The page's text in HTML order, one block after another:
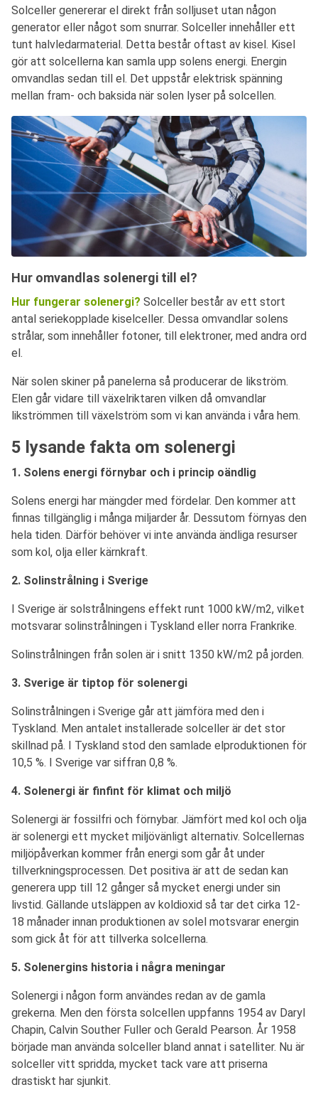
Solceller genererar el direkt från solljuset utan någon
generator eller något som snurrar. Solceller innehåller ett
tunt halvledarmaterial. Detta består oftast av kisel. Kisel
gör att solcellerna kan samla upp solens energi. Energin
omvandlas sedan till el. Det uppstår elektrisk spänning
mellan fram- och baksida när solen lyser på solcellen.
Hur omvandlas solenergi till el?
Hur fungerar solenergi? Solceller består av ett stort
antal seriekopplade kiselceller. Dessa omvandlar solens
strålar, som innehåller fotoner, till elektroner, med andra ord
el.
När solen skiner på panelerna så producerar de likström.
Elen går vidare till växelriktaren vilken då omvandlar
likströmmen till växelström som vi kan använda i våra hem.
5 lysande fakta om solenergi
1. Solens energi förnybar och i princip oändlig
Solens energi har mängder med fördelar. Den kommer att
finnas tillgänglig i många miljarder år. Dessutom förnyas den
hela tiden. Därför behöver vi inte använda ändliga resurser
som kol, olja eller kärnkraft.
2. Solinstrålning i Sverige
I Sverige är solstrålningens effekt runt 1000 kW/m2, vilket
motsvarar solinstrålningen i Tyskland eller norra Frankrike.
Solinstrålningen från solen är i snitt 1350 kW/m2 på jorden.
3. Sverige är tiptop för solenergi
Solinstrålningen i Sverige går att jämföra med den i
Tyskland. Men antalet installerade solceller är det stor
skillnad på. I Tyskland stod den samlade elproduktionen för
10,5 %. I Sverige var siffran 0,8 %.
4. Solenergi är finfint för klimat och miljö
Solenergi är fossilfri och förnybar. Jämfört med kol och olja
är solenergi ett mycket miljövänligt alternativ. Solcellernas
miljöpåverkan kommer från energi som går åt under
tillverkningsprocessen. Det positiva är att de sedan kan
generera upp till 12 gånger så mycket energi under sin
livstid. Gällande utsläppen av koldioxid så tar det cirka 12-
18 månader innan produktionen av solel motsvarar energin
som gick åt för att tillverka solcellerna.
5. Solenergins historia i några meningar
Solenergi i någon form användes redan av de gamla
grekerna. Men den första solcellen uppfanns 1954 av Daryl
Chapin, Calvin Souther Fuller och Gerald Pearson. År 1958
började man använda solceller bland annat i satelliter. Nu är
solceller vitt spridda, mycket tack vare att priserna
drastiskt har sjunkit.